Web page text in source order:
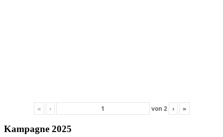
« ‹ von 2 › »
Kampagne 2025